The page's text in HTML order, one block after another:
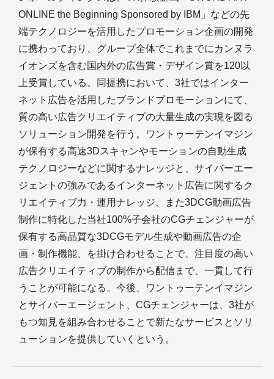
ONLINE the Beginning Sponsored by IBM」などの先
端テクノロジーを活用したプロモーション企画の開発
に携わっており、グループ全体でこれまでにカンヌラ
イオンズを含む国内外の広告賞・デザイン賞を120以
上受賞している。同提携において、3社ではインター
ネット広告を活用したブランドプロモーションにて、
質の高い広告クリエイティブの大量生成の実現を図る
ソリューション開発を行う。ワントゥーテンイマジン
が保有する高速3Dスキャンやモーションの自動生成
テクノロジーなどに関するナレッジと、サイバーエー
ジェントの強みであるインターネット広告に関するク
リエイティブ力・運用ナレッジ、また3DCG動画広告
制作に特化した当社100%子会社のCGチェンジャーが
保有する高品質な3DCGモデル生成や動画広告の企
画・制作機能、を掛け合わせることで、注目度の高い
広告クリエイティブの制作から配信まで、一貫して行
うことが可能になる。今後、ワントゥーテンイマジン
とサイバーエージェント、CGチェンジャーは、3社が
もつ知見を組み合わせることで新たなサービスとソリ
ューションを提供していくという。